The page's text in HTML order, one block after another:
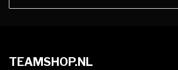
TEAMSHOP.NL